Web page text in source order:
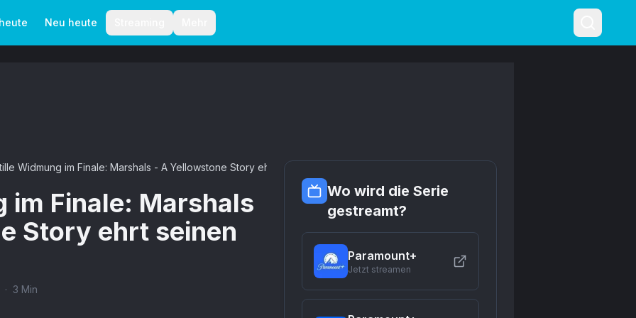
Neu heute
Widmung im Finale: Marshals - A Yellowstone Story ehrt seinen Requisiteur
im Finale: Marshals
Story ehrt seinen
· 3 Min
Wo wird die Serie
gestreamt?
Paramount+
Jetzt streamen
RichtlinienAutoren